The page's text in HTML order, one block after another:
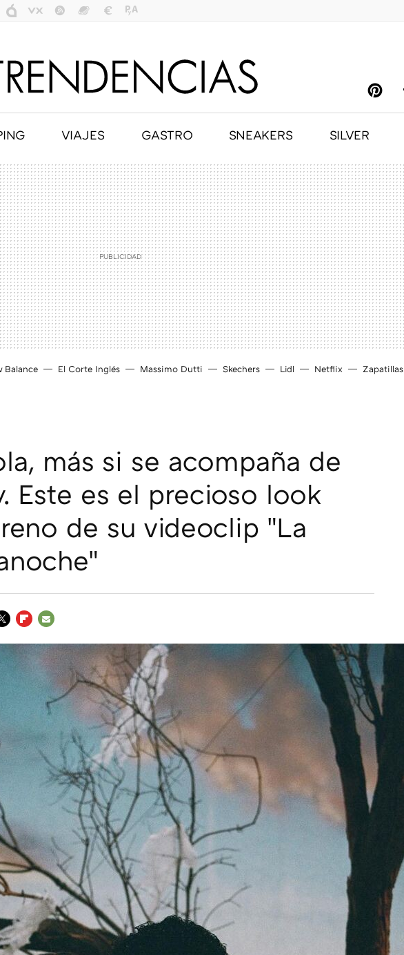
VIAJES GASTRO SNEAKERS SILVER
Balance El Corte Inglés Massimo Dutti Skechers Lidl Netflix Zapatillas
más si se acompaña de
Este es el precioso look
de su videoclip "La
MAIL